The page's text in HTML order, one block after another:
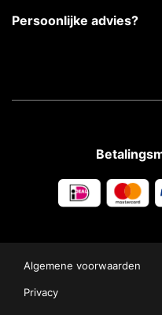
Persoonlijke advies?
Algemene voorwaarden
Privacy